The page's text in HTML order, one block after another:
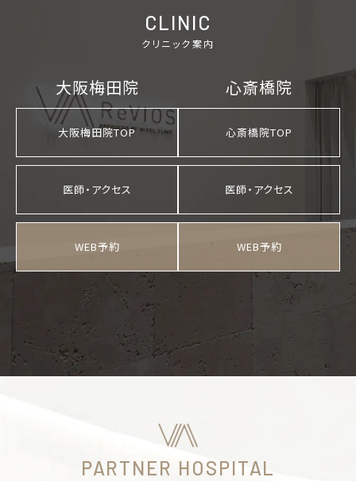
CLINIC
クリニック案内
大阪梅田院
大阪梅田院TOP
医師・アクセス
WEB予約
心斎橋院
心斎橋院TOP
医師・アクセス
WEB予約
PARTNER HOSPITAL